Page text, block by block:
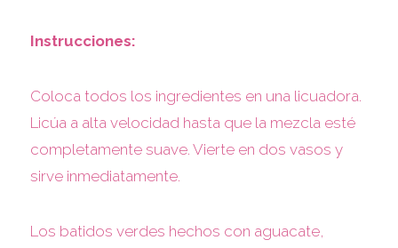
Instrucciones:
Coloca todos los ingredientes en una licuadora.
Licúa a alta velocidad hasta que la mezcla esté
completamente suave. Vierte en dos vasos y
sirve inmediatamente.
Los batidos verdes hechos con aguacate,